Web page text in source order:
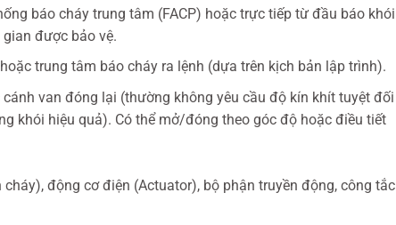
báo cháy trung tâm (FACP) hoặc trực tiếp từ đầu báo khói
được bảo vệ.
trung tâm báo cháy ra lệnh (dựa trên kịch bản lập trình).
van đóng lại (thường không yêu cầu độ kín khít tuyệt đối
khói hiệu quả). Có thể mở/đóng theo góc độ hoặc điều tiết
động cơ điện (Actuator), bộ phận truyền động, công tắc